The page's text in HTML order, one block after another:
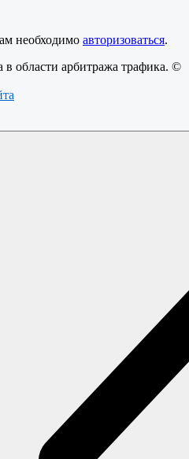
необходимо авторизоваться.
области арбитража трафика. ©